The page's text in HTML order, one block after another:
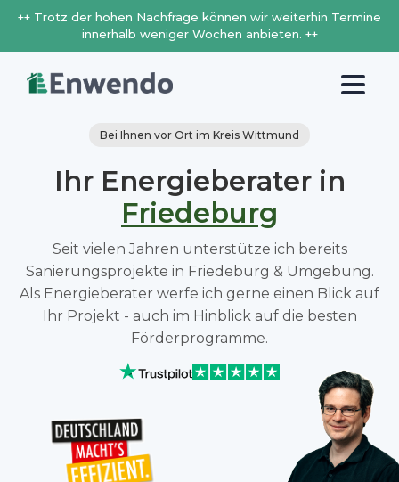
++ Trotz der hohen Nachfrage können wir weiterhin Termine
innerhalb weniger Wochen anbieten. ++
Bei Ihnen vor Ort im Kreis Wittmund
Ihr Energieberater in
Friedeburg
Seit vielen Jahren unterstütze ich bereits
Sanierungsprojekte in Friedeburg & Umgebung.
Als Energieberater werfe ich gerne einen Blick auf
Ihr Projekt - auch im Hinblick auf die besten
Förderprogramme.